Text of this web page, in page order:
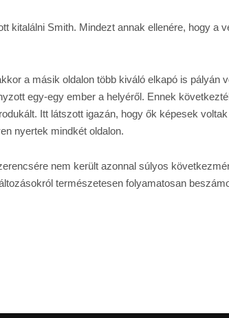
kitalálni Smith. Mindezt annak ellenére, hogy a
a másik oldalon több kiváló elkapó is pályán
egy-egy ember a helyéről. Ennek
Itt látszott igazán, hogy ők képesek
nyertek mindkét oldalon.
nem került azonnal súlyos
természetesen folyamatosan